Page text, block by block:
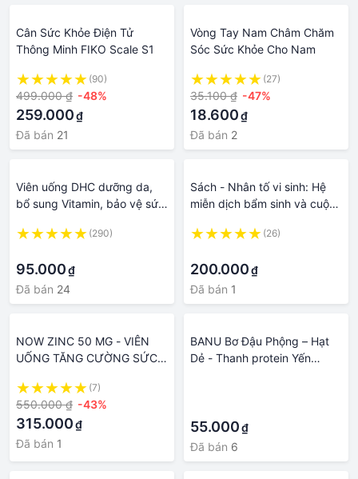
Cân Sức Khỏe Điện Tử
Thông Minh FIKO Scale S1
(90)
499.000 ₫ -48%
259.000₫
Đã bán 21
Vòng Tay Nam Châm Chăm
Sóc Sức Khỏe Cho Nam
(27)
35.100 ₫ -47%
18.600₫
Đã bán 2
Viên uống DHC dưỡng da,
bổ sung Vitamin, bảo vệ sức
(290)
95.000₫
Đã bán 24
Sách - Nhân tố vi sinh: Hệ
miễn dịch bẩm sinh và cuộc
đang đến
(26)
200.000₫
Đã bán 1
NOW ZINC 50 MG - VIÊN
UỐNG TĂNG CƯỜNG SỨC
(7)
550.000 ₫ -43%
315.000₫
Đã bán 1
BANU Bơ Đậu Phộng – Hạt
Dẻ - Thanh protein Yến
sức khỏe, phù hợp với người
bận rộn, tập luyện thể thể
thao
55.000₫
Đã bán 6